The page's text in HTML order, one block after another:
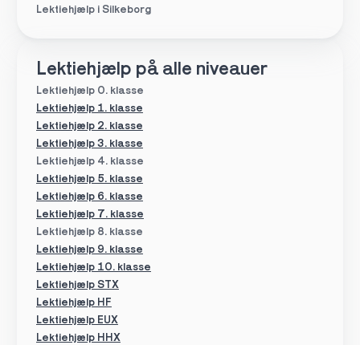
Lektiehjælp i Silkeborg
Lektiehjælp på alle niveauer
Lektiehjælp 0. klasse
Lektiehjælp 4. klasse
Lektiehjælp 5. klasse
Lektiehjælp 8. klasse
Lektiehjælp 1. klasse
Lektiehjælp 6. klasse
Lektiehjælp 7. klasse
Lektiehjælp 2. klasse
Lektiehjælp 3. klasse
Lektiehjælp 9. klasse
Lektiehjælp 10. klasse
Lektiehjælp HF
Lektiehjælp EUX
Lektiehjælp STX
Lektiehjælp HHX